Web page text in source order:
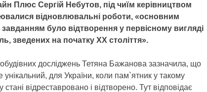
Плюс Сергій Небутов, під чиїм керівництвом
відновлювальні роботи, «основним
було відтворення у первісному вигляді
зведених на початку XX століття».
досліджень Тетяна Бажанова зазначила, що
для України, коли пам`ятник у такому
відреставровано і відтворено. Тут відповідає